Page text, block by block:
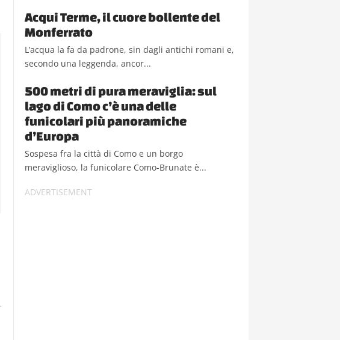
Acqui Terme, il cuore bollente del
Monferrato
L’acqua la fa da padrone, sin dagli antichi romani e,
secondo una leggenda, ancor...
500 metri di pura meraviglia: sul
lago di Como c’è una delle
funicolari più panoramiche
d’Europa
Sospesa fra la città di Como e un borgo
meraviglioso, la funicolare Como-Brunate è...